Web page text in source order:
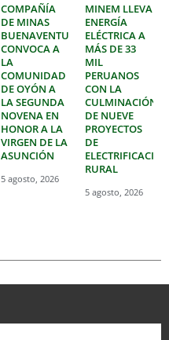
COMPAÑÍA
DE MINAS
BUENAVENTURA
CONVOCA A
LA
COMUNIDAD
DE OYÓN A
LA SEGUNDA
NOVENA EN
HONOR A LA
VIRGEN DE LA
ASUNCIÓN
5 agosto, 2026
MINEM LLEVA
ENERGÍA
ELÉCTRICA A
MÁS DE 33
MIL
PERUANOS
CON LA
CULMINACIÓN
DE NUEVE
PROYECTOS
DE
ELECTRIFICACIÓN
RURAL
5 agosto, 2026